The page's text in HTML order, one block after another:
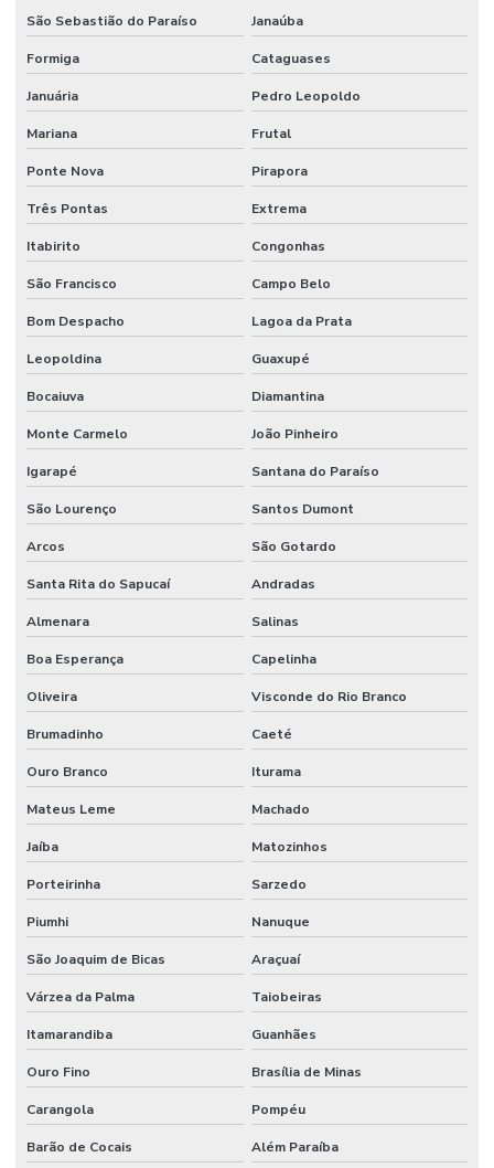
Fornecedor Terminal Fêmea Jic 37 Graus Mg
Fornecedores De Válvula Segurança Hidráulica Minas Gerais
Instalação De Comando Hidráulico Para Máquinas
Instalação De Direção Hidráulica Para Máquinas Pesadas
Instalação De Equipamentos
Junta Cardan Em Minas Gerais
Junta Universal
Lâmina Para Terraplanagem
Lâminas Para Nivelamento De Terrenos Em Minas Gerais
Mangueira 100r7 Alta Pressão
Mangueira 100r7 Preta
Mangueira De Alta Pressão Em Minas Gerais
Mangueira Epdm Para Água Quente Em Minas Gerais
Mangueira Hidráulica
Mangueira Hidráulica 100r14 Alta Pressão
Mangueira Hidráulica 100r15
Mangueira Hidráulica Alta Pressão
Mangueira Hidráulica Alta Pressão 100r2at
Mangueira Hidráulica Com Espirais De Aço
Mangueira Hidráulica De Alta Pressão Em Minas Gerais
Mangueira Hidráulica Preço
Mangueira Vapor Saturado
São Sebastião do Paraíso Janaúba
Formiga Cataguases
Januária Pedro Leopoldo
Mariana Frutal
Ponte Nova Pirapora
Três Pontas Extrema
Itabirito Congonhas
São Francisco Campo Belo
Bom Despacho Lagoa da Prata
Leopoldina Guaxupé
Bocaiuva Diamantina
Monte Carmelo João Pinheiro
Igarapé Santana do Paraíso
São Lourenço Santos Dumont
Arcos São Gotardo
Santa Rita do Sapucaí Andradas
Almenara Salinas
Boa Esperança Capelinha
Oliveira Visconde do Rio Branco
Brumadinho Caeté
Ouro Branco Iturama
Mateus Leme Machado
Jaíba Matozinhos
Porteirinha Sarzedo
Piumhi Nanuque
São Joaquim de Bicas Araçuaí
Várzea da Palma Taiobeiras
Itamarandiba Guanhães
Ouro Fino Brasília de Minas
Carangola Pompéu
Barão de Cocais Além Paraíba